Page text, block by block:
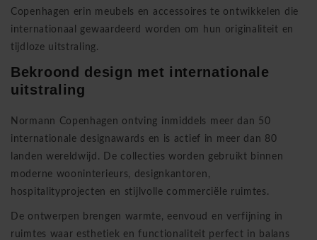
Copenhagen erin meubels en accessoires te ontwikkelen die
internationaal gewaardeerd worden om hun originaliteit en
tijdloze uitstraling.
Bekroond design met internationale
uitstraling
Normann Copenhagen ontving inmiddels meer dan 50
internationale designawards en is actief in meer dan 80
landen wereldwijd. De collecties worden gebruikt binnen
moderne wooninterieurs, designkantoren,
hospitalityprojecten en stijlvolle commerciële ruimtes.
De ontwerpen brengen warmte, eenvoud en verfijning in
ruimtes waar esthetiek en functionaliteit perfect in balans